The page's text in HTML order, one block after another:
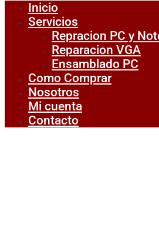
Inicio
Servicios
Repracion PC y
Reparacion VGA
Ensamblado PC
Como Comprar
Nosotros
Mi cuenta
Contacto